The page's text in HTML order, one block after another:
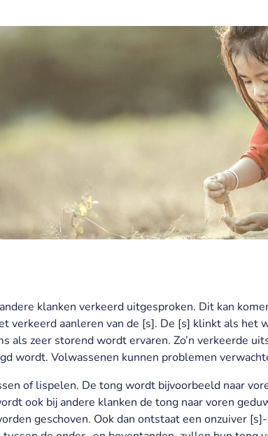
klanken verkeerd uitgesproken. Dit kan
verkeerd aanleren van de [s]. De [s] klinkt als het
als zeer storend wordt ervaren. Zo’n verkeerde
wordt. Volwassenen kunnen problemen
of lispelen. De tong wordt bijvoorbeeld naar
ook bij andere klanken de tong naar voren
geschoven. Ook dan ontstaat een onzuiver